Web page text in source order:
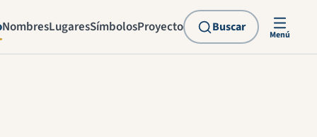
NombresLugaresSímbolosProyecto Buscar
Menú